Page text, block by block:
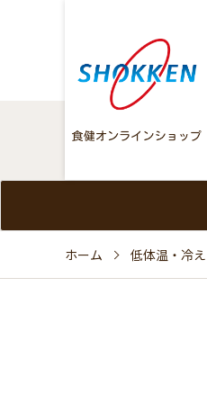
ホーム 低体温・冷